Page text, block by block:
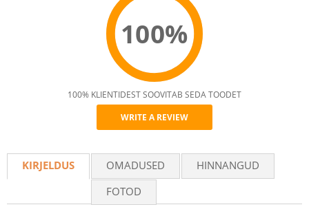
100%
Recommend
100% KLIENTIDEST SOOVITAB SEDA TOODET
WRITE A REVIEW
KIRJELDUS OMADUSED
HINNANGUD
FOTOD